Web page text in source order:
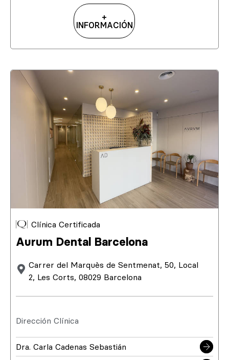
+
INFORMACIÓN
Clínica Certificada
Aurum Dental Barcelona
Carrer del Marquès de Sentmenat, 50, Local
2, Les Corts, 08029 Barcelona
Dirección Clínica
Dra. Carla Cadenas Sebastián